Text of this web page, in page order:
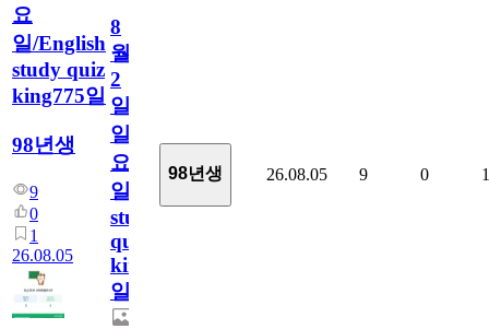
요
일/English
study quiz
king775일
98년생
9
0
1
26.08.05
8
월
2
일
일
요
일/English
study
quiz
king775
일
98년생 26.08.05 9 0 1